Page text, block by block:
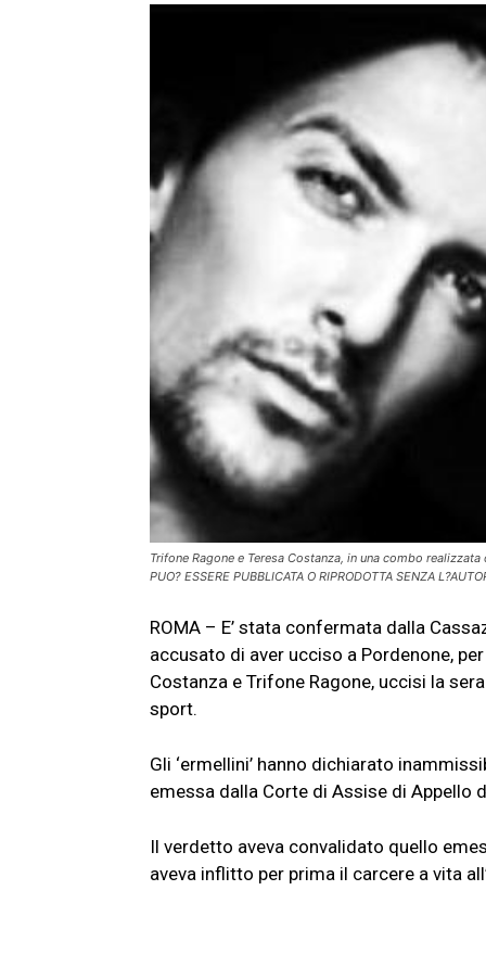
Trifone Ragone e Teresa Costanza, in una combo
PUO? ESSERE PUBBLICATA O RIPRODOTTA SENZA
ROMA – E’ stata confermata dalla
accusato di aver ucciso a Pordenone,
Costanza e Trifone Ragone, uccisi la
sport.
Gli ‘ermellini’ hanno dichiarato
emessa dalla Corte di Assise di Appello
Il verdetto aveva convalidato quello
aveva inflitto per prima il carcere a vita